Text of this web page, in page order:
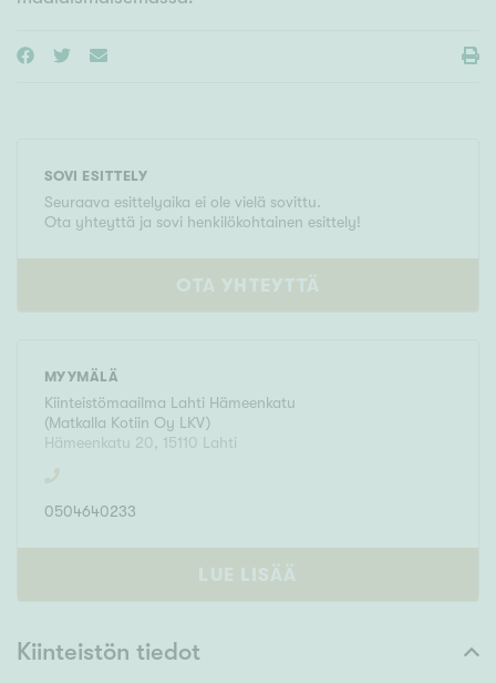
SOVI ESITTELY
Seuraava esittelyaika ei ole vielä sovittu.
Ota yhteyttä ja sovi henkilökohtainen esittely!
OTA YHTEYTTÄ
MYYMÄLÄ
Kiinteistömaailma Lahti Hämeenkatu
(Matkalla Kotiin Oy LKV)
Hämeenkatu 20 , 15110 Lahti
0504640233
LUE LISÄÄ
Kiinteistön tiedot